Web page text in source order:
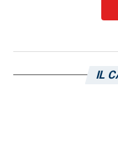
avanti. In
IL